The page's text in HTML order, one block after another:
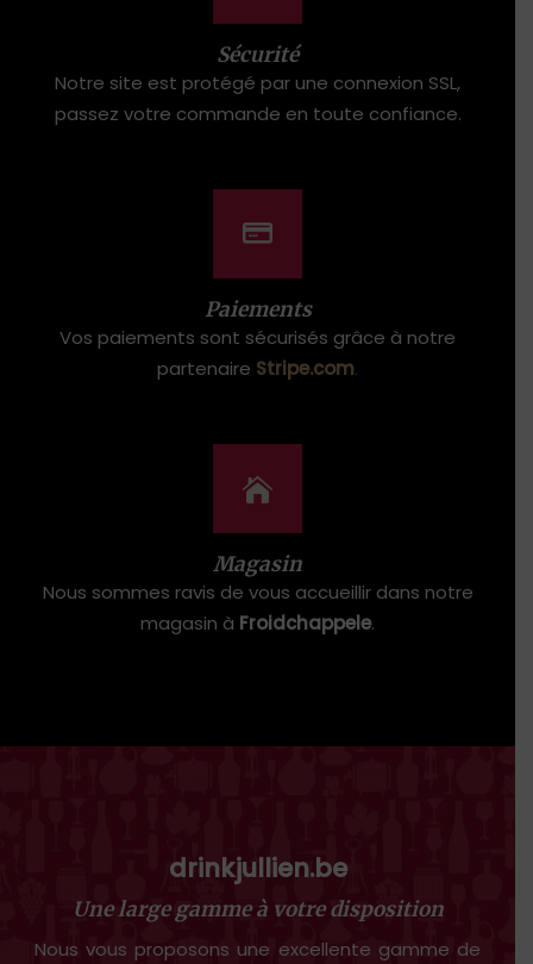
Sécurité
Notre site est protégé par une connexion SSL,
passez votre commande en toute confiance.
Paiements
Vos paiements sont sécurisés grâce à notre
partenaire Stripe.com.
Magasin
Nous sommes ravis de vous accueillir dans notre
magasin à Froidchappele.
drinkjullien.be
Une large gamme à votre disposition
Nous vous proposons une excellente gamme de